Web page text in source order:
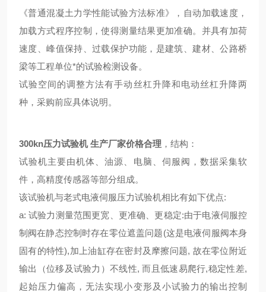
《普通混凝土力学性能试验方法标准》，自动加载速度，
加载方式程序控制，使得测量结果更加准确。并具有加荷
速度、峰值保持、过载保护功能，是建筑、建材、公路桥
梁等工程单位*的试验检测设备。
试验空间的调整方法有手动丝杠升降和电动丝杠升降两
种，采购前应具体说明。
300kn压力试验机 生产厂家价格合理 ，结构：
试验机主要由机体、油源、电脑、伺服阀，数据采集软
件，高精度传感器等部分组成。
该试验机与老式电液伺服压力试验机相比有如下优点:
a: 试验力测量范围更宽、更准确、更稳定:由于电液伺服控
制阀在静态控制时存在零位遮盖问题(这是电液伺服阀本身
固有的特性),加上油缸存在密封及摩擦问题, 故在零位附近
输出（位移及试验力）不线性, 而且低速易爬行,稳定性差,
起始压力偏高，无法实现小变形及小试验力的输出控制